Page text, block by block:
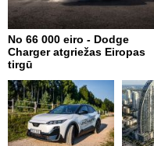
No 66 000 eiro - Dodge
Charger atgriežas Eiropas
tirgū